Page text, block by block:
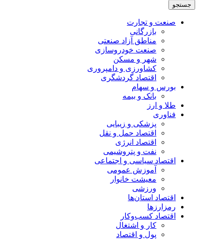
جستجو
صنعت و تجارت
بازرگانی
مناطق آزاد صنعتی
صنعت خودروسازی
شهر و مسکن
کشاورزی و دامپروری
اقتصاد گردشگری
بورس و سهام
بانک و بیمه
طلا و ارز
فناوری
پزشکی و زیبایی
اقتصاد حمل و نقل
اقتصاد انرژی
نفت و پتروشیمی
اقتصاد سیاسی و اجتماعی
آموزش عمومی
معیشت خانوار
ورزشی
اقتصاد استان‌ها
رمزارزها
اقتصاد کسب‌و‌کار
کار و اشتغال
پول و اقتصاد